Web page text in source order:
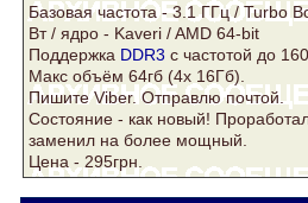
Базовая частота - 3.1 ГГц / Turbo
Вт / ядро - Kaveri / AMD 64-bit
Поддержка DDR3 с частотой до
Макс объём 64гб (4х 16Гб).
Пишите Viber. Отправлю почтой.
Состояние - как новый!
заменил на более мощный.
Цена - 295грн.